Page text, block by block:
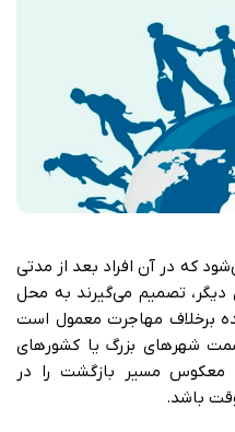
که در آن افراد بعد از مدتی
تصمیم می‌گیرند به محل
برخلاف مهاجرت معمول است
شهرهای بزرگ یا کشورهای
معکوس مسیر بازگشت را در
باشد.